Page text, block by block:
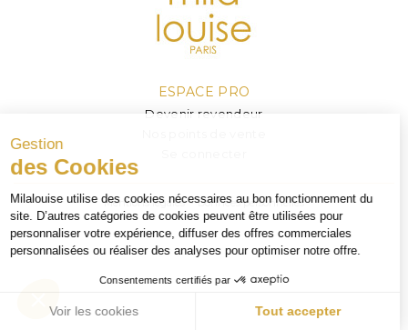
ESPACE PRO
Devenir revendeur
Mentions legales Données personnelles